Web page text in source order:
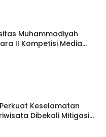
Muhammadiyah
II Kompetisi Media
Tingkat Internasional
Keselamatan
Dibekali Mitigasi